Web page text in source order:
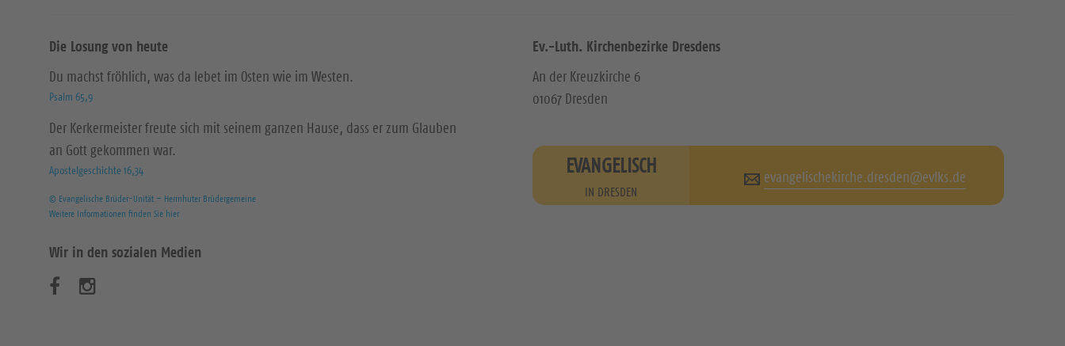
Die Losung von heute
Du machst fröhlich, was da lebet im Osten wie im Westen.
Psalm 65,9
Der Kerkermeister freute sich mit seinem ganzen Hause, dass er zum Glauben
an Gott gekommen war.
Apostelgeschichte 16,34
© Evangelische Brüder-Unität – Herrnhuter Brüdergemeine
Weitere Informationen finden Sie hier
Wir in den sozialen Medien
Ev.-Luth. Kirchenbezirke Dresdens
An der Kreuzkirche 6
01067 Dresden
EVANGELISCH
IN DRESDEN
evangelischekirche.dresden@evlks.de